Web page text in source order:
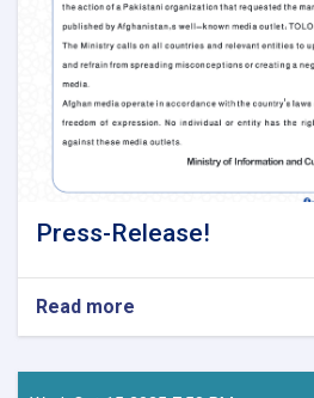
Press-Release!
Read more
Press-